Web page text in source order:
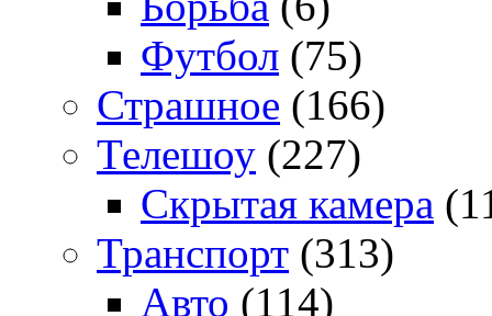
Футбол (75)
Страшное (166)
Телешоу (227)
Скрытая камера
Транспорт (313)
Авто (114)